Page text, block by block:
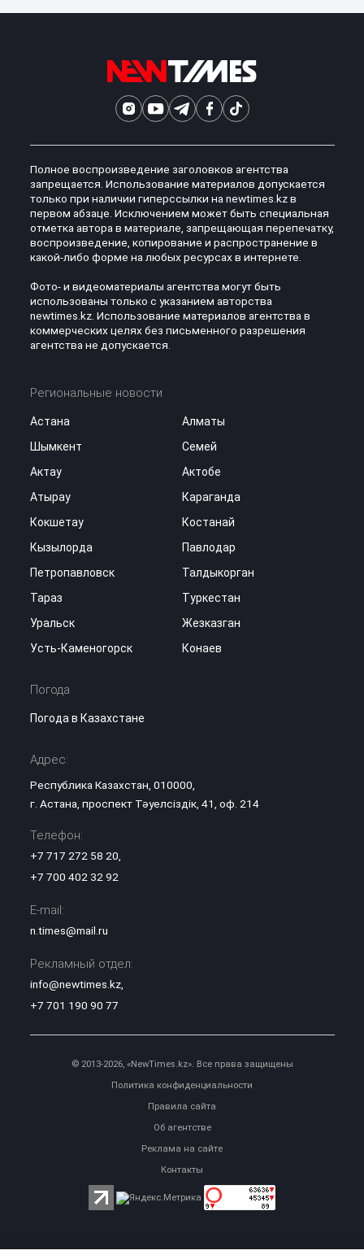
Полное воспроизведение заголовков агентства
запрещается. Использование материалов допускается
только при наличии гиперссылки на newtimes.kz в
первом абзаце. Исключением может быть специальная
отметка автора в материале, запрещающая перепечатку,
воспроизведение, копирование и распространение в
какой-либо форме на любых ресурсах в интернете.
Фото- и видеоматериалы агентства могут быть
использованы только с указанием авторства
newtimes.kz. Использование материалов агентства в
коммерческих целях без письменного разрешения
агентства не допускается.
Региональные новости
Астана
Алматы
Шымкент
Семей
Актау
Актобе
Атырау
Караганда
Кокшетау
Костанай
Кызылорда
Павлодар
Петропавловск
Талдыкорган
Тараз
Туркестан
Уральск
Жезказган
Усть-Каменогорск
Конаев
Погода
Погода в Казахстане
Адрес:
Республика Казахстан, 010000,
г. Астана, проспект Тәуелсіздік, 41, оф. 214
Телефон:
+7 717 272 58 20
+7 700 402 32 92
E-mail:
n.times@mail.ru
Рекламный отдел:
info@newtimes.kz,
+7 701 190 90 77
© 2013-2026, «NewTimes.kz». Все права защищены
Политика конфиденциальности
Правила сайта
Об агентстве
Реклама на сайте
Контакты